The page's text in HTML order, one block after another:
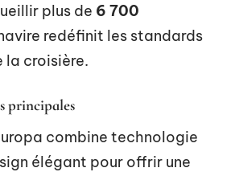
plus de 6 700
redéfinit les standards
la croisière.
principales
combine technologie
élégant pour offrir une